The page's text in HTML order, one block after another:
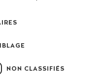
Eye
légales
NON CLASSIFIÉS